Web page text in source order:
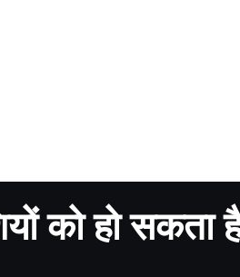
को हो सकता